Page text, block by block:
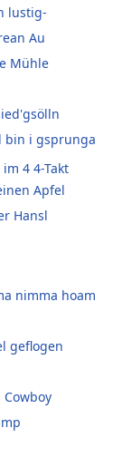
lustig-
Au
Mühle
bin i gsprunga
4 4-Takt
Apfel
Hansl
nimma hoam
geflogen